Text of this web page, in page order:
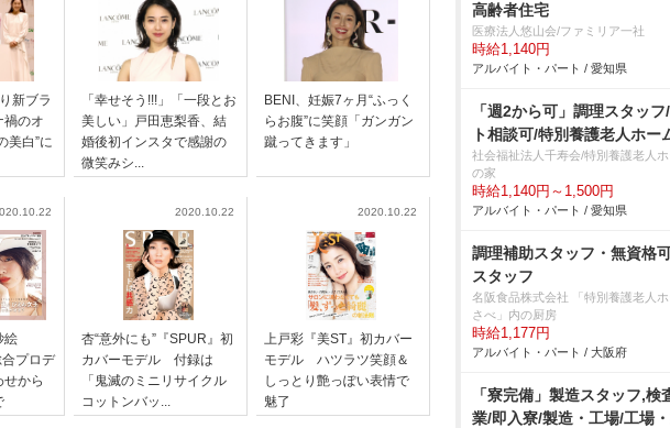
新ブラ
のオ
美白”に
「幸せそう!!!」「一段とお
美しい」戸田恵梨香、結
婚後初インスタで感謝の
微笑みシ...
BENI、妊娠7ヶ月“ふっく
らお腹”に笑顔「ガンガン
蹴ってきます」
絵
プロデ
から
2020.10.22
杏“意外にも”『SPUR』初
カバーモデル 付録は
「鬼滅のミニリサイクル
コットンバッ...
2020.10.22
上戸彩『美ST』初カバー
モデル ハツラツ笑顔＆
しっとり艶っぽい表情で
魅了
高齢者住宅
医療法人悠山会/ファミリア一社
時給1,140円
アルバイト・パート / 愛知県
「週2から可」調理スタッ
ト相談可/特別養護老人ホー
社会福祉法人千寿会/特別養護老人
の家
時給1,140円～1,500円
アルバイト・パート / 愛知県
調理補助スタッフ・無資格
スタッフ
名阪食品株式会社 「特別養護老人ホ
さべ」内の厨房
時給1,177円
アルバイト・パート / 大阪府
「寮完備」製造スタッフ,検
業/即入寮/製造・工場/工場